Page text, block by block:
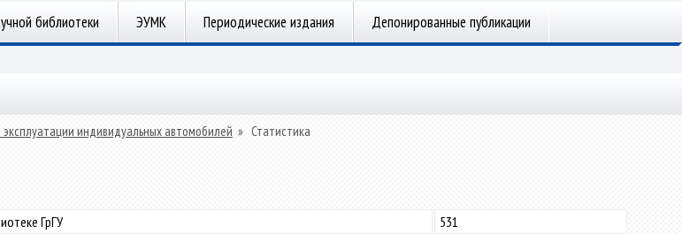
библиотеки ЭУМК Периодические издания Депонированные публикации
индивидуальных автомобилей » Статистика
ГрГУ
531